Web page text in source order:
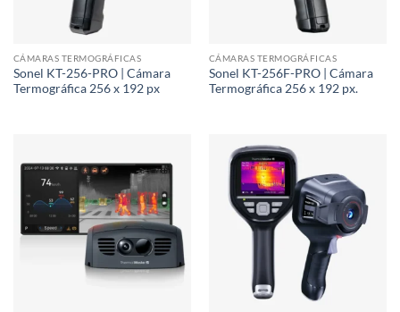
CÁMARAS TERMOGRÁFICAS
Sonel KT-256-PRO | Cámara
Termográfica 256 x 192 px
CÁMARAS TERMOGRÁFICAS
Sonel KT-256F-PRO | Cámara
Termográfica 256 x 192 px.